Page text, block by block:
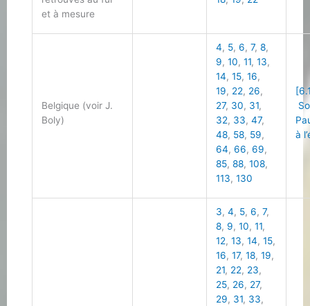
et à mesure
Belgique (voir J.
Boly)
4, 5,6,7,8,
9,10,11,13,
14,15,16,
19, 22, 26,
27, 30, 31,
32, 33,47,
48, 58, 59,
64,66,69,
85,88,108,
113,130
à
3,4, 5,6,7,
8, 9,10,11,
12,13,14,15,
16,17,18,19,
21, 22, 23,
25, 26, 27,
29, 31, 33,